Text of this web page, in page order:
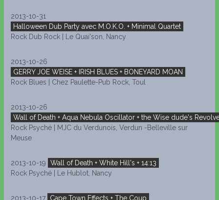
2013-10-31
Halloween Dub Party avec M.O.K.O. + Minimal Quartet
Rock Dub Rock | Le Quai'son, Nancy
2013-10-26
GERRY JOE WEISE + IRISH BLUES + BONEYARD MOAN
Rock Blues | Chez Paulette-Pub Rock, Toul
2013-10-26
Wall of Death + Aqua Nebula Oscillator + the Wise dude's
Rock Psyché | MJC du Verdunois, Verdun -Belleville sur
Meuse
2013-10-19
Wall of Death + White Hill's + 14:13
Rock Psyché | Le Hublot, Nancy
2013-10-17 Cape Town Effects + The Coup